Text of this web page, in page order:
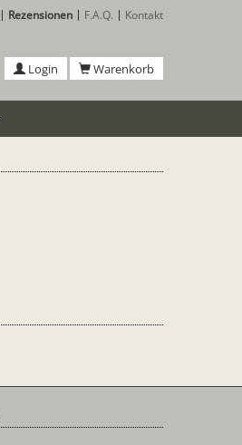
Rezensionen F.A.Q. Kontakt
Login Warenkorb